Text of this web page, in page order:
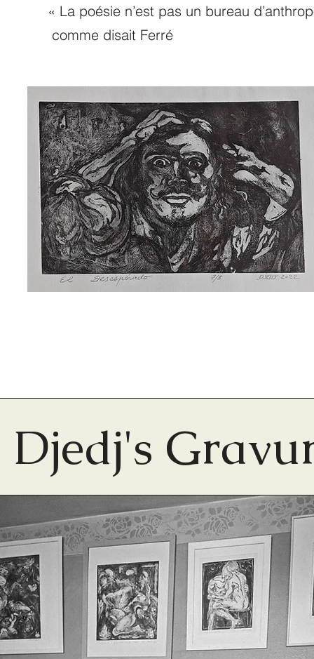
« La poésie n’est pas un bureau
comme disait Ferré
Djedj's